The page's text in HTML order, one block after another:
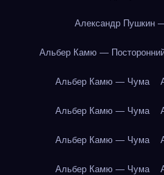
Александр Пушкин
Альбер Камю —
Альбер Камю — Чума
Альбер Камю — Чума
Альбер Камю — Чума
Альбер Камю — Чума